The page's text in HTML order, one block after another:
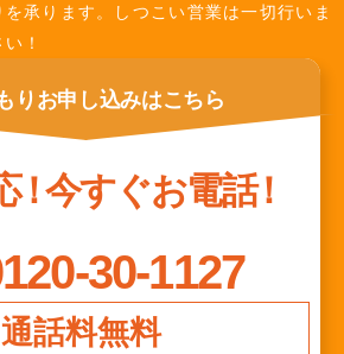
承ります。しつこい営業は一切行いま
！
り お申し込みはこちら
！今すぐお電話！
30-1127
通話料無料